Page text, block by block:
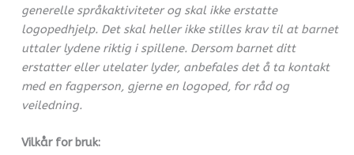
generelle språkaktiviteter og skal ikke erstatte
logopedhjelp. Det skal heller ikke stilles krav til at barnet
uttaler lydene riktig i spillene. Dersom barnet ditt
erstatter eller utelater lyder, anbefales det å ta kontakt
med en fagperson, gjerne en logoped, for råd og
veiledning.
Vilkår for bruk: